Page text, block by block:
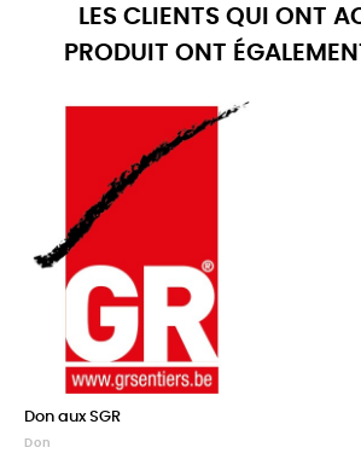
LES CLIENTS QUI ONT
PRODUIT ONT
Don aux SGR
Don